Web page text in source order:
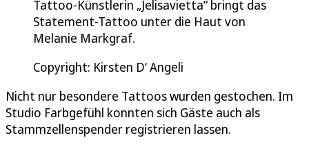
Tattoo-Künstlerin „Jelisavietta“ bringt das
Statement-Tattoo unter die Haut von
Melanie Markgraf.
Copyright: Kirsten D‘ Angeli
Nicht nur besondere Tattoos wurden gestochen. Im
Studio Farbgefühl konnten sich Gäste auch als
Stammzellenspender registrieren lassen.